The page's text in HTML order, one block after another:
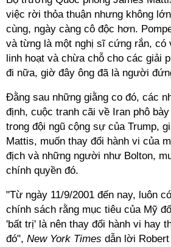
việc rời thỏa thuận nhưng không
cùng, ngày càng cô độc hơn.
và từng là một nghị sĩ cứng rắn, có
linh hoạt và chừa chỗ cho các giải
đi nữa, giờ đây ông đã là người
Đằng sau những giằng co đó, các
định, cuộc tranh cãi về Iran phô
trong đội ngũ cộng sự của Trump,
Mattis, muốn thay đổi hành vi của
địch và những người như Bolton,
chính quyền đó.
"Từ ngày 11/9/2001 đến nay, luôn
chính sách rằng mục tiêu của Mỹ
'bất trị' là nên thay đổi hành vi hay
đó", New York Times dẫn lời